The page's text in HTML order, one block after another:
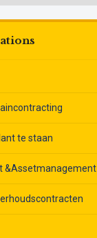
te staan
&Assetmanagement